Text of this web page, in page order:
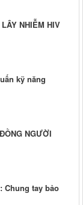
NHIỄM HIV
kỹ năng
NGƯỜI
Chung tay bảo